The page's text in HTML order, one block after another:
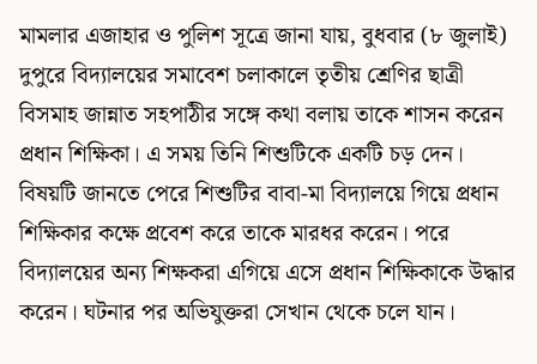
মামলার এজাহার ও পুলিশ সূত্রে জানা যায়, বুধবার (৮ জুলাই)
দুপুরে বিদ্যালয়ের সমাবেশ চলাকালে তৃতীয় শ্রেণির ছাত্রী
বিসমাহ জান্নাত সহপাঠীর সঙ্গে কথা বলায় তাকে শাসন করেন
প্রধান শিক্ষিকা। এ সময় তিনি শিশুটিকে একটি চড় দেন।
বিষয়টি জানতে পেরে শিশুটির বাবা-মা বিদ্যালয়ে গিয়ে প্রধান
শিক্ষিকার কক্ষে প্রবেশ করে তাকে মারধর করেন। পরে
বিদ্যালয়ের অন্য শিক্ষকরা এগিয়ে এসে প্রধান শিক্ষিকাকে উদ্ধার
করেন। ঘটনার পর অভিযুক্তরা সেখান থেকে চলে যান।